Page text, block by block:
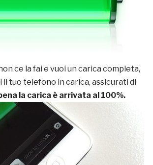
ce la fai e vuoi un carica completa,
tuo telefono in carica, assicurati di
la carica è arrivata al 100%.